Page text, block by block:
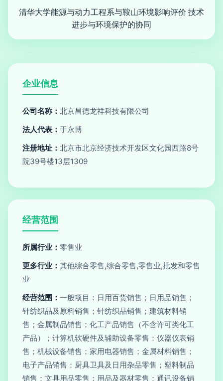
清华大学能源与动力工程系与鞍山环境影响评价 技术
进步与环境保护的协同
企业信息
公司名称： 北京昌德龙祥科技有限公司
法人代表： 于永博
注册地址： 北京市北京经济技术开发区文化园西路8号
院39号楼13层1309
经营范围
所属行业： 零售业
更多行业： 其他综合零售,综合零售,零售业,批发和零售
业
经营范围： 一般项目：日用百货销售；日用品销售；
针纺织品及原料销售；针纺织品销售；建筑材料销
售；金属制品销售；化工产品销售（不含许可类化工
产品）；计算机软硬件及辅助设备零售；仪器仪表销
售；机械设备销售；家用电器销售；金属材料销售；
电子产品销售；厨具卫具及日用杂品零售；塑料制品
销售；文具用品零售；用品及器材零售；通讯设备销